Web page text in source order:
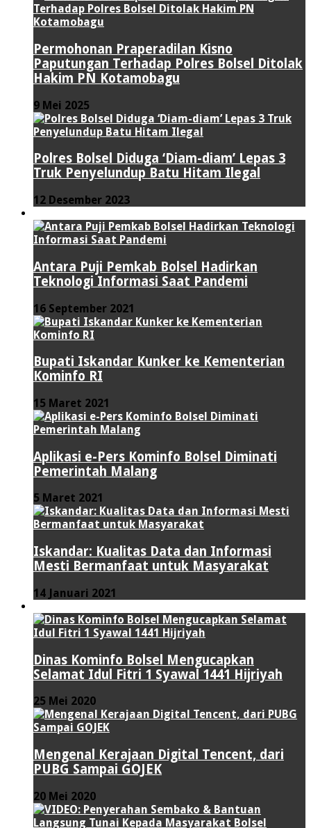
Permohonan Praperadilan Kisno
Paputungan Terhadap Polres Bolsel Ditolak
Hakim PN Kotamobagu
9 Mei 2025
Polres Bolsel Diduga ‘Diam-diam’ Lepas 3
Truk Penyelundup Batu Hitam Ilegal
12 Desember 2023
Antara Puji Pemkab Bolsel Hadirkan
Teknologi Informasi Saat Pandemi
16 September 2021
Bupati Iskandar Kunker ke Kementerian
Kominfo RI
15 Maret 2021
Aplikasi e-Pers Kominfo Bolsel Diminati
Pemerintah Malang
5 Maret 2021
Iskandar: Kualitas Data dan Informasi
Mesti Bermanfaat untuk Masyarakat
14 Januari 2021
Dinas Kominfo Bolsel Mengucapkan
Selamat Idul Fitri 1 Syawal 1441 Hijriyah
25 Mei 2020
Mengenal Kerajaan Digital Tencent, dari
PUBG Sampai GOJEK
20 Mei 2020